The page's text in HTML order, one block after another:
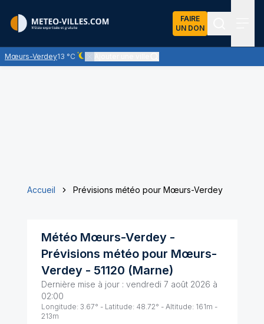
FAIRE
UN DON
Mœurs-Verdey13 °C
Ciel dégagé - quasiment pas de nuages
Accueil Prévisions météo pour Mœurs-Verdey
Météo Mœurs-Verdey-
Prévisions météo pour Mœurs-
Verdey- 51120 (Marne)
Dernière mise à jour : vendredi 7 août 2026 à
02:00
Longitude: 3.67° - Latitude: 48.72° - Altitude: 161m -
213m